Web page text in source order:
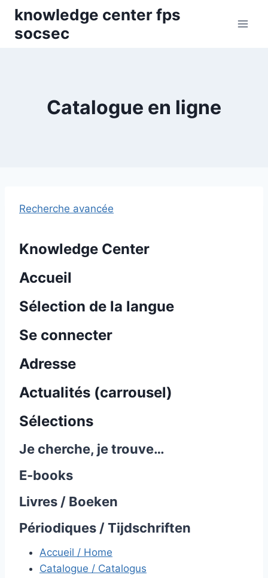
Skip
content
knowledge center fps
socsec
Catalogue en ligne
Recherche avancée
Knowledge Center
Accueil
Sélection de la langue
Se connecter
Adresse
Actualités (carrousel)
Sélections
Je cherche, je trouve…
E-books
Livres / Boeken
Périodiques / Tijdschriften
Accueil / Home
Catalogue / Catalogus